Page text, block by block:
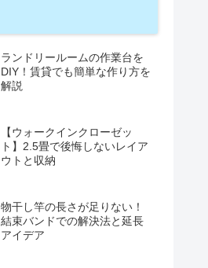
ランドリールームの作業台を
DIY！賃貸でも簡単な作り方を
解説
【ウォークインクローゼッ
ト】2.5畳で後悔しないレイア
ウトと収納
物干し竿の長さが足りない！
結束バンドでの解決法と延長
アイデア